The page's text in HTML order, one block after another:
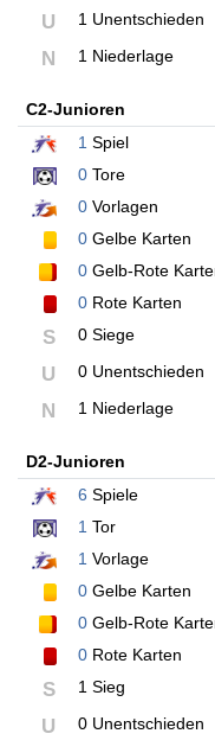
U 1 Unentschieden
N 1 Niederlage
C2-Junioren
1 Spiel
0 Tore
0 Vorlagen
0 Gelbe Karten
0 Gelb-Rote
0 Rote Karten
S 0 Siege
U 0 Unentschieden
N 1 Niederlage
D2-Junioren
6 Spiele
1 Tor
1 Vorlage
0 Gelbe Karten
0 Gelb-Rote
0 Rote Karten
S 1 Sieg
U 0 Unentschieden